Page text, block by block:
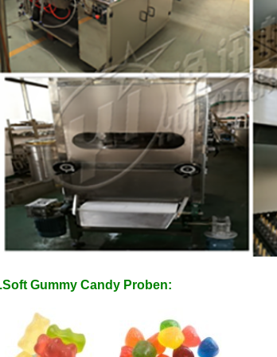
Gummy Candy Proben: